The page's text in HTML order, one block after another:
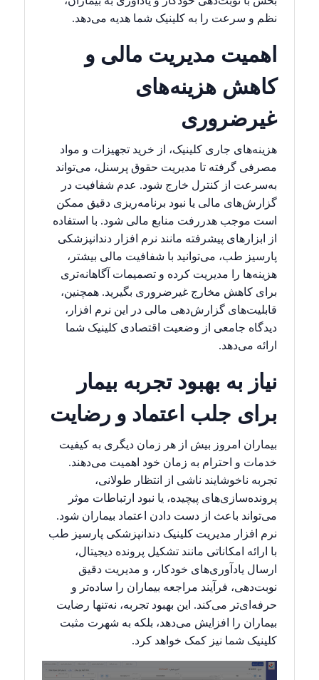
نظم و سرعت را به کلینیک شما هدیه می‌دهد.
اهمیت مدیریت مالی و
کاهش هزینه‌های
غیرضروری
هزینه‌های جاری کلینیک، از خرید تجهیزات و مواد
مصرفی گرفته تا مدیریت حقوق پرسنل، می‌تواند
به‌سرعت از کنترل خارج شود. عدم شفافیت در
گزارش‌های مالی یا نبود برنامه‌ریزی دقیق ممکن
است موجب هدررفت منابع مالی شود. با استفاده
از ابزارهای پیشرفته مانند نرم افزار دندانپزشکی
پارسیز طب، می‌توانید با شفافیت مالی بیشتر،
هزینه‌ها را مدیریت کرده و تصمیمات آگاهانه‌تری
برای کاهش مخارج غیرضروری بگیرید. همچنین،
قابلیت‌های گزارش‌دهی مالی در این نرم افزار،
دیدگاه جامعی از وضعیت اقتصادی کلینیک شما
ارائه می‌دهد.
نیاز به بهبود تجربه بیمار
برای جلب اعتماد و رضایت
بیماران امروز بیش از هر زمان دیگری به کیفیت
خدمات و احترام به زمان خود اهمیت می‌دهند.
تجربه ناخوشایند ناشی از انتظار طولانی،
پرونده‌سازی‌های پیچیده، یا نبود ارتباطات موثر
می‌تواند باعث از دست دادن اعتماد بیماران شود.
نرم افزار مدیریت کلینیک دندانپزشکی پارسیز طب
با ارائه امکاناتی مانند تشکیل پرونده دیجیتال،
ارسال یادآوری‌های خودکار، و مدیریت دقیق
نوبت‌دهی، فرآیند مراجعه بیماران را ساده‌تر و
حرفه‌ای‌تر می‌کند. این بهبود تجربه، نه‌تنها رضایت
بیماران را افزایش می‌دهد، بلکه به شهرت مثبت
کلینیک شما نیز کمک خواهد کرد.